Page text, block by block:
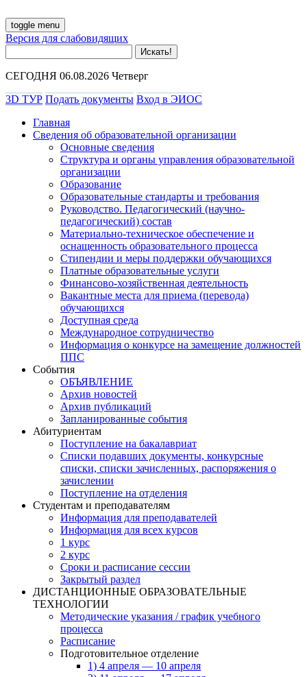
toggle menu
Версия для слабовидящих
СЕГОДНЯ 06.08.2026 Четверг
3D ТУР Подать документы Вход в ЭИОС
Главная
Сведения об образовательной организации
Основные сведения
Структура и органы управления образовательной
организации
Образование
Образовательные стандарты и требования
Руководство. Педагогический (научно-
педагогический) состав
Материально-техническое обеспечение и
оснащенность образовательного процесса
Стипендии и меры поддержки обучающихся
Платные образовательные услуги
Финансово-хозяйственная деятельность
Вакантные места для приема (перевода)
обучающихся
Доступная среда
Международное сотрудничество
Информация о конкурсе на замещение должностей
ППС
События
ОБЪЯВЛЕНИЕ
Архив новостей
Архив публикаций
Запланированные события
Абитуриентам
Поступление на бакалавриат
Списки подавших документы, конкурсные
списки, списки зачисленных, распоряжения о
зачислении
Поступление на отделения
Студентам и преподавателям
Информация для преподавателей
Информация для всех курсов
1 курс
2 курс
Сроки и расписание сессии
Закрытый раздел
ДИСТАНЦИОННЫЕ ОБРАЗОВАТЕЛЬНЫЕ
ТЕХНОЛОГИИ
Методические указания / график учебного
процесса
Расписание
Подготовительное отделение
1) 4 апреля — 10 апреля